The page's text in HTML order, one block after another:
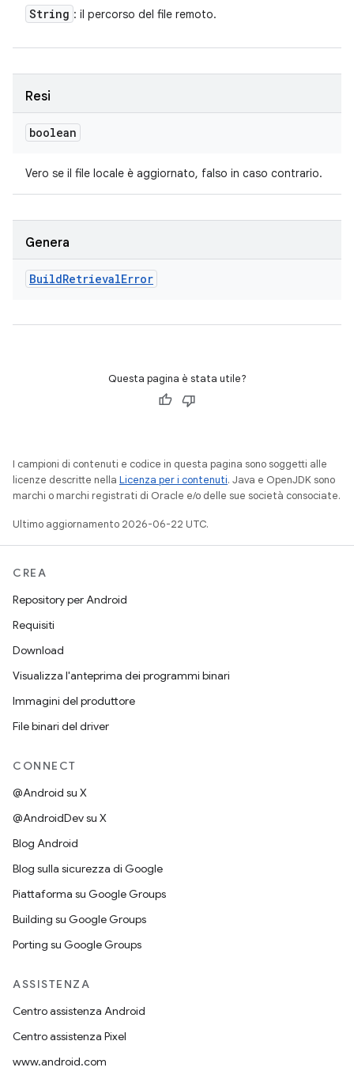
String : il percorso del file remoto.
Resi
boolean
Vero se il file locale è aggiornato, falso in caso contrario.
Genera
BuildRetrievalError
Questa pagina è stata utile?
I campioni di contenuti e codice in questa pagina sono soggetti alle
licenze descritte nella Licenza per i contenuti. Java e OpenJDK sono
marchi o marchi registrati di Oracle e/o delle sue società consociate.
Ultimo aggiornamento 2026-06-22 UTC.
CREA
Repository per Android
Requisiti
Download
Visualizza l'anteprima dei programmi binari
Immagini del produttore
File binari del driver
CONNECT
@Android su X
@AndroidDev su X
Blog Android
Blog sulla sicurezza di Google
Piattaforma su Google Groups
Building su Google Groups
Porting su Google Groups
ASSISTENZA
Centro assistenza Android
Centro assistenza Pixel
www.android.com